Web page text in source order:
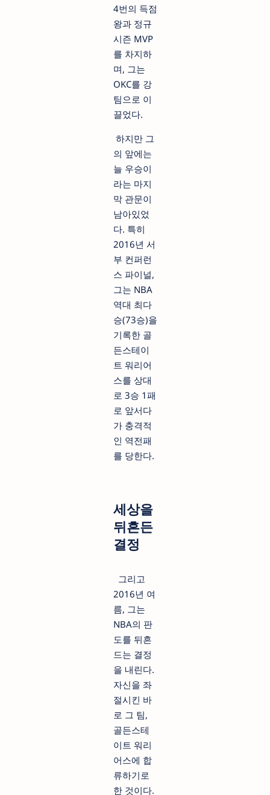
4번의 득점
왕과 정규
시즌 MVP
를 차지하
며, 그는
OKC를 강
팀으로 이
끌었다.
하지만 그
의 앞에는
늘 우승이
라는 마지
막 관문이
남아있었
다. 특히
2016년 서
부 컨퍼런
스 파이널,
그는 NBA
역대 최다
승(73승)을
기록한 골
든스테이
트 워리어
스를 상대
로 3승 1패
로 앞서다
가 충격적
인 역전패
를 당한다.
세상을
뒤흔든
결정
그리고
2016년 여
름, 그는
NBA의 판
도를 뒤흔
드는 결정
을 내린다.
자신을 좌
절시킨 바
로 그 팀,
골든스테
이트 워리
어스에 합
류하기로
한 것이다.